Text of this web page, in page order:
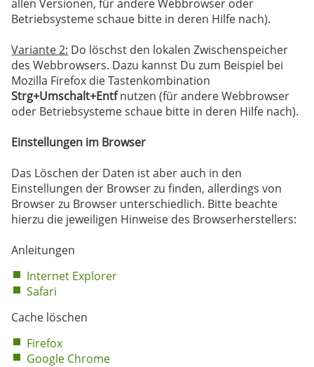
allen Versionen, für andere Webbrowser oder
Betriebsysteme schaue bitte in deren Hilfe nach).
Variante 2: Do löschst den lokalen Zwischenspeicher
des Webbrowsers. Dazu kannst Du zum Beispiel bei
Mozilla Firefox die Tastenkombination
Strg+Umschalt+Entfnutzen (für andere Webbrowser
oder Betriebsysteme schaue bitte in deren Hilfe nach).
Einstellungen im Browser
Das Löschen der Daten ist aber auch in den
Einstellungen der Browser zu finden, allerdings von
Browser zu Browser unterschiedlich. Bitte beachte
hierzu die jeweiligen Hinweise des Browserherstellers:
Anleitungen
Internet Explorer
Safari
Cache löschen
Firefox
Google Chrome